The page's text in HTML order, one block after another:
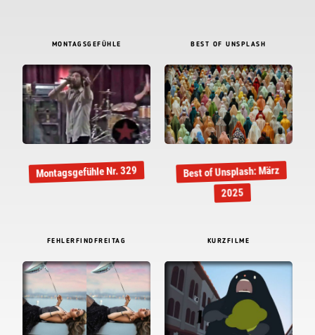
MONTAGSGEFÜHLE
Montagsgefühle Nr. 329
BEST OF UNSPLASH
Best of Unsplash: März
2025
FEHLERFINDFREITAG KURZFILME